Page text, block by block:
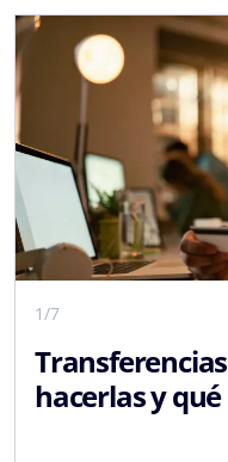
1/7
hacerlas y